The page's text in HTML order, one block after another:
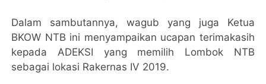
Dalam sambutannya, wagub yang juga Ketua
BKOW NTB ini menyampaikan ucapan terimakasih
kepada ADEKSI yang memilih Lombok NTB
sebagai lokasi Rakernas IV 2019.